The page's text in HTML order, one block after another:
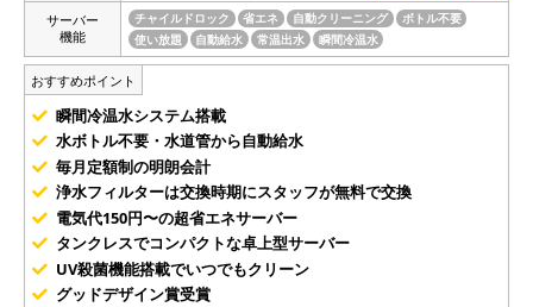
サーバー
機能
チャイルドロック 省エネ 自動クリーニング
ボトル不要
使い放題
自動給水 常温出水 瞬間冷温水
おすすめポイント
瞬間冷温水システム搭載
水ボトル不要・水道管から自動給水
毎月定額制の明朗会計
浄水フィルターは交換時期にスタッフが無料で交換
電気代150円〜の超省エネサーバー
タンクレスでコンパクトな卓上型サーバー
UV殺菌機能搭載でいつでもクリーン
グッドデザイン賞受賞